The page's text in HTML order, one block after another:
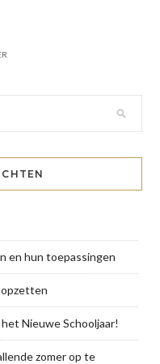
en hun toepassingen
Nieuwe Schooljaar!
zomer op te